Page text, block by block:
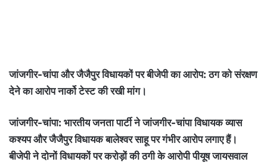
जांजगीर-चांपा और जैजैपुर विधायकों पर बीजेपी का आरोप: ठग को संरक्षण
देने का आरोप नार्को टेस्ट की रखी मांग।
जांजगीर-चांपा: भारतीय जनता पार्टी ने जांजगीर-चांपा विधायक व्यास
कश्यप और जैजैपुर विधायक बालेश्वर साहू पर गंभीर आरोप लगाए हैं।
बीजेपी ने दोनों विधायकों पर करोड़ों की ठगी के आरोपी पीयूष जायसवाल